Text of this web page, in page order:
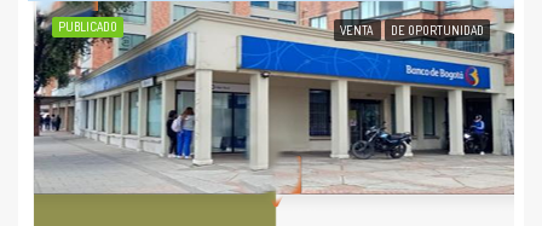
PUBLICADO VENTA DE OPORTUNIDAD